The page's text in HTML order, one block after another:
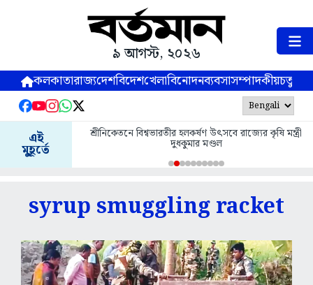
৯ আগস্ট, ২০২৬
কলকাতারাজ্যদেশবিদেশখেলাবিনোদনব্যবসাসম্পাদকীয়
এই
মুহূর্তে
শ্রীনিকেতনে বিশ্বভারতীর হলকর্ষণ উৎসবে রাজ্যের কৃষি মন্ত্রী
দুধকুমার মণ্ডল
syrup smuggling racket